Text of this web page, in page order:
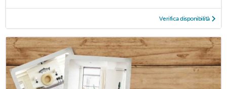
Verifica disponibilità